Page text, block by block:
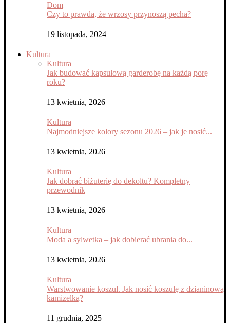
Dom
Czy to prawda, że wrzosy przynoszą pecha?
19 listopada, 2024
Kultura
Kultura
Jak budować kapsułową garderobę na każdą porę
roku?
13 kwietnia, 2026
Kultura
Najmodniejsze kolory sezonu 2026 – jak je nosić...
13 kwietnia, 2026
Kultura
Jak dobrać biżuterię do dekoltu? Kompletny
przewodnik
13 kwietnia, 2026
Kultura
Moda a sylwetka – jak dobierać ubrania do...
13 kwietnia, 2026
Kultura
Warstwowanie koszul. Jak nosić koszulę z dzianinową
kamizelką?
11 grudnia, 2025